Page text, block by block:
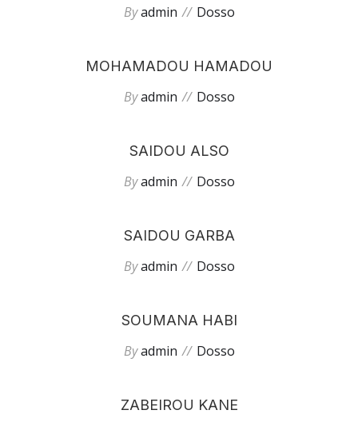
Byadmin Dosso
MOHAMADOU HAMADOU
Byadmin Dosso
SAIDOU ALSO
Byadmin Dosso
SAIDOU GARBA
Byadmin Dosso
SOUMANA HABI
Byadmin Dosso
ZABEIROU KANE